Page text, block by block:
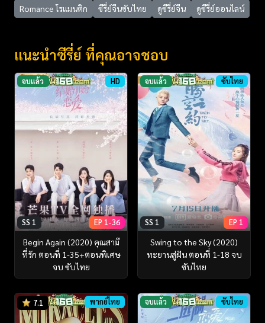
Romance โรแมนติก
ซีรี่ย์จีนซับไทย ดูซีรี่ย์จีน ดูซีรี่ย์ออนไลน์
แนะนำซีรี่ย์ ที่คุณอาจชอบ
จบแล้ว HD
SS 1 EP 1-36
Begin Again (2020) คุณสามี
ที่รัก ตอนที่ 1-35+ตอนพิเศษ
จบ ซับไทย
จบแล้ว ซับไทย
SS 1 EP 1
Swing to the Sky (2020)
ทะยานสู่ฝัน ตอนที่ 1-18 จบ
ซับไทย
7.1 พากย์ไทย จบแล้ว ซับไทย